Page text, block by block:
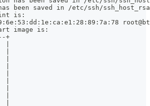
been saved in /etc/ssh/
is:
root@bt
image is:
+
|
|
|
|
|
|
|
|